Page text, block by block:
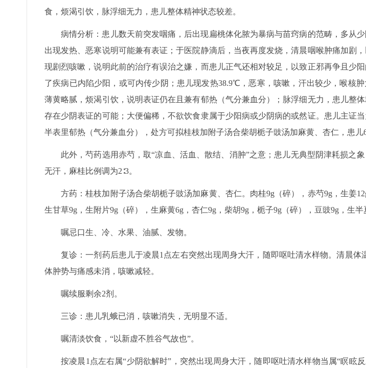
食，烦渴引饮，脉浮细无力，患儿整体精神状态较差。
病情分析：患儿数天前突发咽痛，后出现扁桃体化脓为暴病与苗窍病的范畴，多从
出现发热、恶寒说明可能兼有表证；于医院静滴后，当夜再度发烧，清晨咽喉肿痛加剧
现剧烈咳嗽，说明此前的治疗有误治之嫌，而患儿正气还相对较足，以致正邪再争且少
了疾病已内陷少阳，或可内传少阴；患儿现发热38.9℃，恶寒，咳嗽，汗出较少，喉核
薄黄略腻，烦渴引饮，说明表证仍在且兼有郁热（气分兼血分）；脉浮细无力，患儿整
存在少阴表证的可能；大便偏稀，不欲饮食隶属于少阳病或少阴病的或然证。患儿主证
半表里郁热（气分兼血分），处方可拟桂枝加附子汤合柴胡栀子豉汤加麻黄、杏仁，患儿
此外，芍药选用赤芍，取“凉血、活血、散结、消肿”之意；患儿无典型阴津耗损之
无汗，麻桂比例调为2∶3。
方药：桂枝加附子汤合柴胡栀子豉汤加麻黄、杏仁。肉桂9g（碎），赤芍9g，生姜
生甘草9g，生附片9g（碎），生麻黄6g，杏仁9g，柴胡9g，栀子9g（碎），豆豉9g，生半
嘱忌口生、冷、水果、油腻、发物。
复诊：一剂药后患儿于凌晨1点左右突然出现周身大汗，随即呕吐清水样物。清晨
体肿势与痛感未消，咳嗽减轻。
嘱续服剩余2剂。
三诊：患儿乳蛾已消，咳嗽消失，无明显不适。
嘱清淡饮食，“以新虚不胜谷气故也”。
按凌晨1点左右属“少阴欲解时”，突然出现周身大汗，随即呕吐清水样物当属“瞑眩